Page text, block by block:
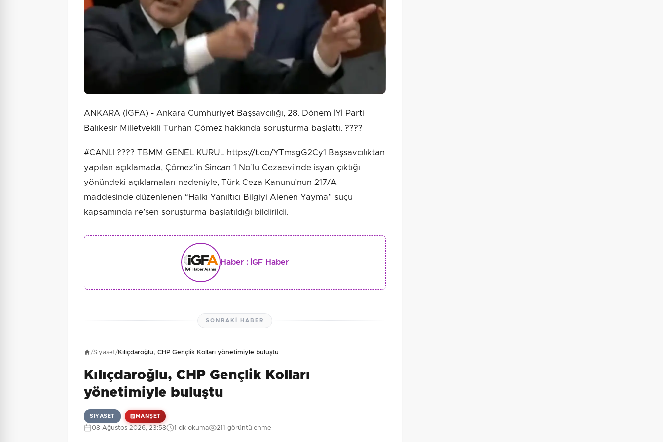
ANKARA (İGFA) - Ankara Cumhuriyet Başsavcılığı, 28. Dönem İYİ Parti
Balıkesir Milletvekili Turhan Çömez hakkında soruşturma başlattı. ????
#CANLI ????️ TBMM GENEL KURUL https://t.co/YTmsgG2Cy1 Başsavcılıktan
yapılan açıklamada, Çömez’in Sincan 1 No’lu Cezaevi’nde isyan çıktığı
yönündeki açıklamaları nedeniyle, Türk Ceza Kanunu’nun 217/A
maddesinde düzenlenen “Halkı Yanıltıcı Bilgiyi Alenen Yayma” suçu
kapsamında re’sen soruşturma başlatıldığı bildirildi.
Haber : İGF Haber
SONRAKI HABER
/Siyaset/Kılıçdaroğlu, CHP Gençlik Kolları yönetimiyle buluştu
Kılıçdaroğlu, CHP Gençlik Kolları
yönetimiyle buluştu
SIYASET MANŞET
08 Ağustos 2026, 23:58 1 dk okuma 211 görüntülenme